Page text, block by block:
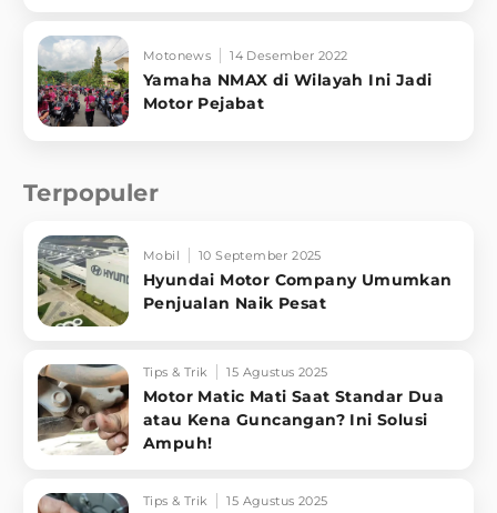
Motonews 14 Desember 2022
Yamaha NMAX di Wilayah Ini Jadi
Motor Pejabat
Terpopuler
Mobil 10 September 2025
Hyundai Motor Company Umumkan
Penjualan Naik Pesat
Tips & Trik 15 Agustus 2025
Motor Matic Mati Saat Standar Dua
atau Kena Guncangan? Ini Solusi
Ampuh!
Tips & Trik 15 Agustus 2025